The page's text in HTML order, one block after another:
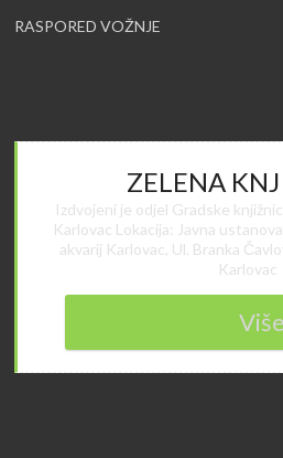
RASPORED VOŽNJE
ZELENA
Izdvojeni je odjel Gradske
Karlovac Lokacija: Javna
akvarij Karlovac, Ul. Branka
Karlovac
Više